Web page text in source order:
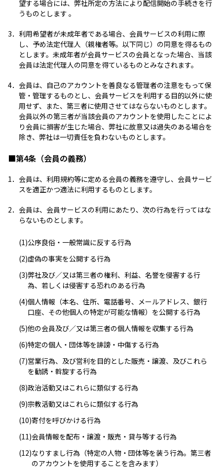
望する場合には、弊社所定の方法により配信開始の手続きを行
うものとします 。
3． 利用希望者が未成年者である場合、会員サービスの利用に際
し、予め法定代理人（親権者等。以下同じ）の同意を得るもの
とします。未成年者が会員サービスの会員となった場合、当該
会員は法定代理人の同意を得ているものとみなされます。
4． 会員は、自己のアカウントを善良なる管理者の注意をもって保
管・管理するものとし、会員サービスを利用する目的以外に使
用せず、また、第三者に使用させてはならないものとします。
会員以外の第三者が当該会員のアカウントを使用したことによ
り会員に損害が生じた場合、弊社に故意又は過失のある場合を
除き、弊社は一切責任を負わないものとします。
■第4条（会員の義務）
1． 会員は、利用規約等に定める会員の義務を遵守し、会員サービ
スを適正かつ適法に利用するものとします。
2． 会員は、会員サービスの利用にあたり、次の行為を行ってはな
らないものとします。
(1)公序良俗・一般常識に反する行為
(2)虚偽の事実を公開する行為
(3)弊社及び／又は第三者の権利、利益、名誉を侵害する行
為、若しくは侵害する恐れのある行為
(4)個人情報（本名、住所、電話番号、メールアドレス、銀行
口座、その他個人の特定が可能な情報）を公開する行為
(5)他の会員及び／又は第三者の個人情報を収集する行為
(6)特定の個人・団体等を誹謗・中傷する行為
(7)営業行為、及び営利を目的とした販売・譲渡、及びこれら
を勧誘・斡旋する行為
(8)政治活動又はこれらに類似する行為
(9)宗教活動又はこれらに類似する行為
(10)寄付を呼びかける行為
(11)会員情報を配布・譲渡・販売・貸与等する行為
(12)なりすまし行為（特定の人物・団体等を装う行為。第三者
のアカウントを使用することを含みます）